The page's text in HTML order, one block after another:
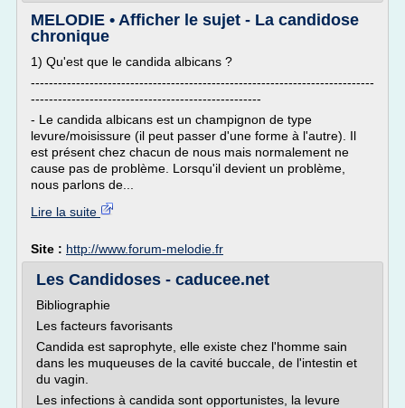
MELODIE • Afficher le sujet - La candidose
chronique
1) Qu'est que le candida albicans ?
----------------------------------------------------------------------------
---------------------------------------------------
- Le candida albicans est un champignon de type
levure/moisissure (il peut passer d'une forme à l'autre). Il
est présent chez chacun de nous mais normalement ne
cause pas de problème. Lorsqu'il devient un problème,
nous parlons de...
Lire la suite
Site : http://www.forum-melodie.fr
Les Candidoses - caducee.net
Bibliographie
Les facteurs favorisants
Candida est saprophyte, elle existe chez l'homme sain
dans les muqueuses de la cavité buccale, de l'intestin et
du vagin.
Les infections à candida sont opportunistes, la levure